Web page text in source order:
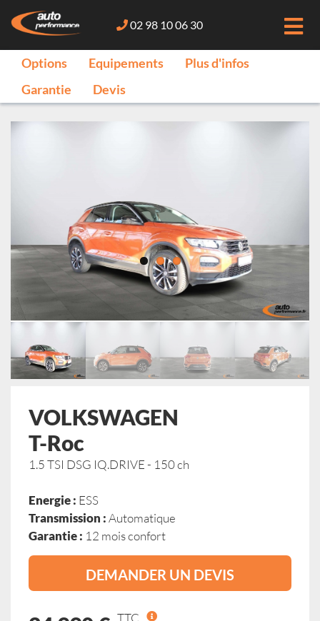
02 98 10 06 30
Options Equipements
Plus d'infos
Garantie
Devis
VOLKSWAGEN
T-Roc
1.5 TSI DSG IQ.DRIVE - 150 ch
Energie : ESS
Transmission :Automatique
Garantie : 12 mois confort
DEMANDER UN DEVIS